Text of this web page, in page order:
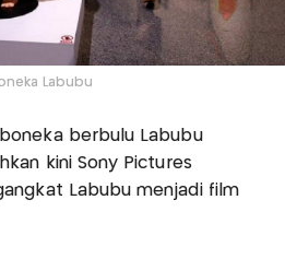
Labubu
berbulu Labubu
kini Sony Pictures
Labubu menjadi film